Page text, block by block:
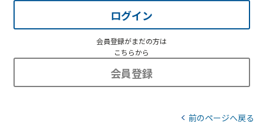
ログイン
会員登録がまだの方は
こちらから
会員登録
前のページへ戻る